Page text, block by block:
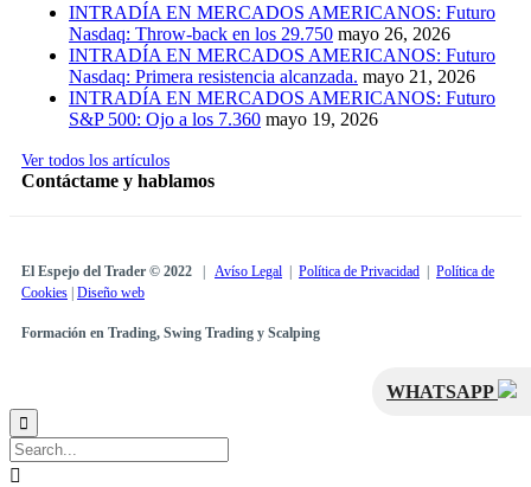
INTRADÍA EN MERCADOS AMERICANOS: Futuro
Nasdaq: Throw-back en los 29.750 mayo 26, 2026
INTRADÍA EN MERCADOS AMERICANOS: Futuro
Nasdaq: Primera resistencia alcanzada. mayo 21, 2026
INTRADÍA EN MERCADOS AMERICANOS: Futuro
S&P 500: Ojo a los 7.360 mayo 19, 2026
Ver todos los artículos
Contáctame y hablamos
El Espejo del Trader © 2022 | Avíso Legal | Política de Privacidad | Política de
Cookies | Diseño web
Formación en Trading, Swing Trading y Scalping


WHATSAPP